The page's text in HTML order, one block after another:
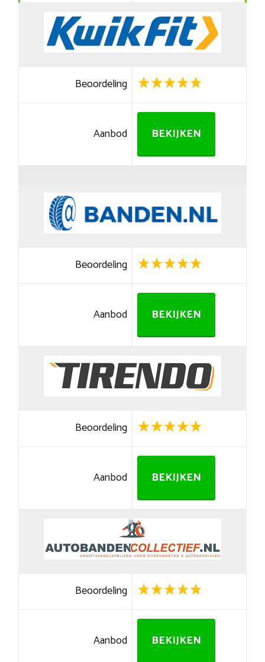
Beoordeling
Aanbod BEKIJKEN
Beoordeling
Aanbod BEKIJKEN
Beoordeling
Aanbod BEKIJKEN
Beoordeling
Aanbod BEKIJKEN